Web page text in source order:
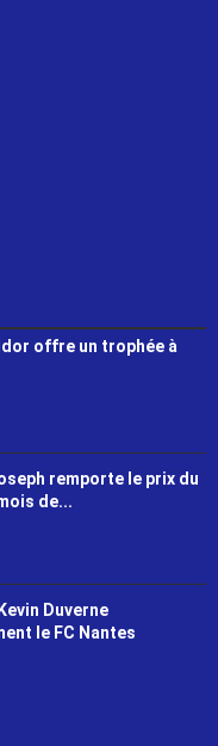
offre un trophée à
remporte le prix du
de...
Duverne
le FC Nantes